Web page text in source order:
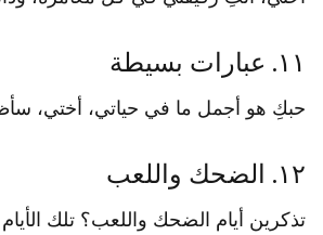
١١. عبارات بسيطة
حبكِ هو أجمل ما في حياتي، أختي،
١٢. الضحك واللعب
تذكرين أيام الضحك واللعب؟ تلك